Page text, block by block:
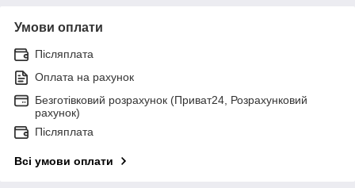
Умови оплати
Післяплата
Оплата на рахунок
Безготівковий розрахунок (Приват24, Розрахунковий
рахунок)
Післяплата
Всі умови оплати